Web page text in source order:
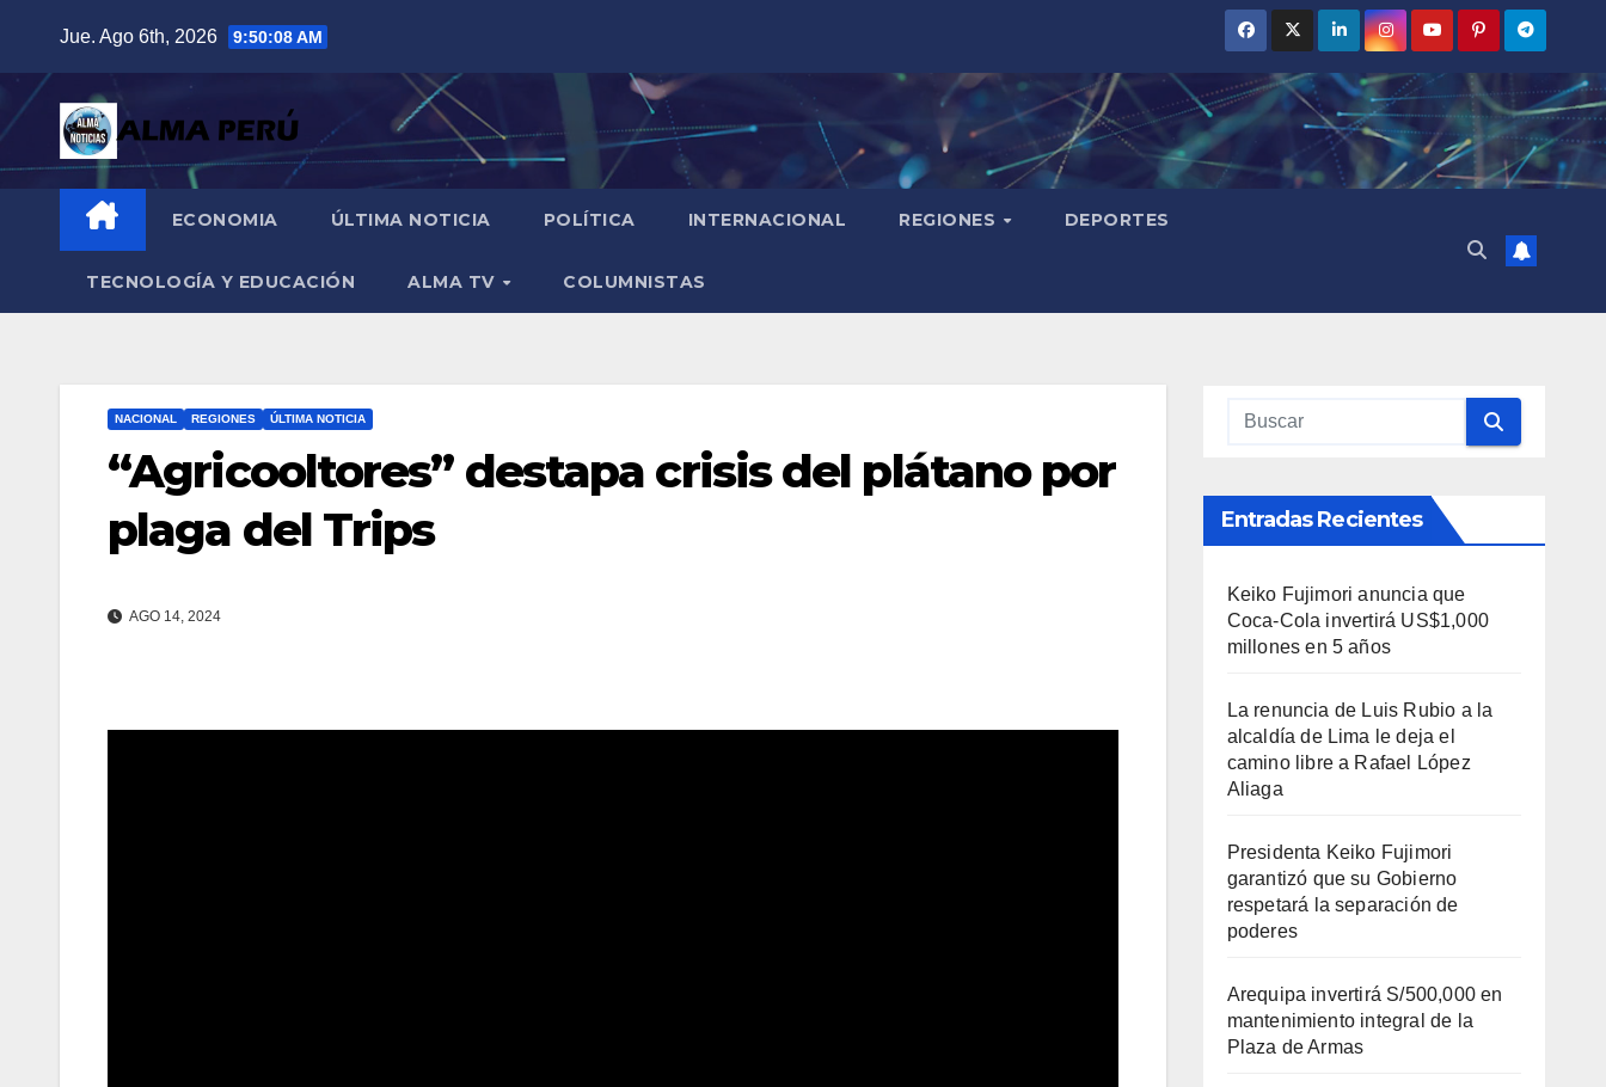
contenido
Jue. Ago 6th, 2026 9:50:09 AM
ECONOMIA ÚLTIMA NOTICIA POLÍTICA INTERNACIONAL REGIONES DEPORTES
TECNOLOGÍA Y EDUCACIÓN ALMA TV COLUMNISTAS
NACIONAL REGIONES ÚLTIMA NOTICIA
“Agricooltores” destapa crisis del plátano por
plaga del Trips
AGO 14, 2024
Entradas Recientes
Keiko Fujimori anuncia que
Coca-Cola invertirá US$1,000
millones en 5 años
La renuncia de Luis Rubio a la
alcaldía de Lima le deja el
camino libre a Rafael López
Aliaga
Presidenta Keiko Fujimori
garantizó que su Gobierno
respetará la separación de
poderes
Arequipa invertirá S/500,000 en
mantenimiento integral de la
Plaza de Armas